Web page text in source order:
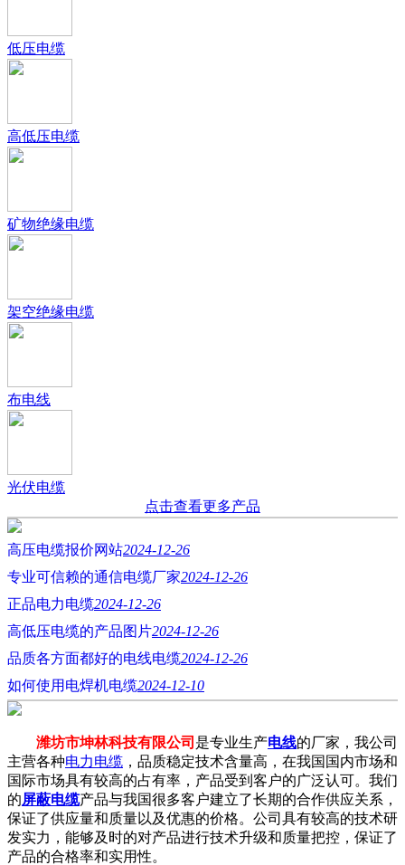
低压电缆
高低压电缆
矿物绝缘电缆
架空绝缘电缆
布电线
光伏电缆
点击查看更多产品
高压电缆报价网站2024-12-26
专业可信赖的通信电缆厂家2024-12-26
正品电力电缆2024-12-26
高低压电缆的产品图片2024-12-26
品质各方面都好的电线电缆2024-12-26
如何使用电焊机电缆2024-12-10
潍坊市坤林科技有限公司 是专业生产电线的厂家，我公司
主营各种电力电缆 ，品质稳定技术含量高，在我国国内市场和
国际市场具有较高的占有率，产品受到客户的广泛认可。我们
的屏蔽电缆产品与我国很多客户建立了长期的合作供应关系，
保证了供应量和质量以及优惠的价格。公司具有较高的技术研
发实力，能够及时的对产品进行技术升级和质量把控，保证了
产品的合格率和实用性。